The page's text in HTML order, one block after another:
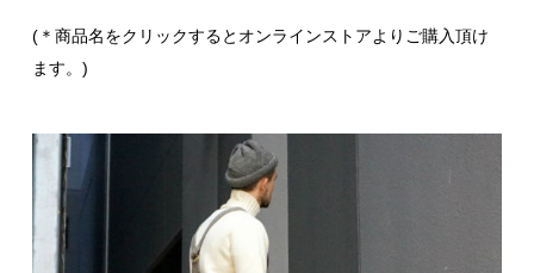
(＊商品名をクリックするとオンラインストアよりご購入頂け
ます。)